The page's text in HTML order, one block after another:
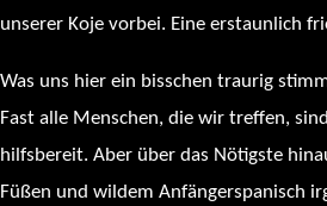
unserer Koje vorbei. Eine erstaunlich
Was uns hier ein bisschen traurig
Fast alle Menschen, die wir treffen,
hilfsbereit. Aber über das Nötigste
Füßen und wildem Anfängerspanisch